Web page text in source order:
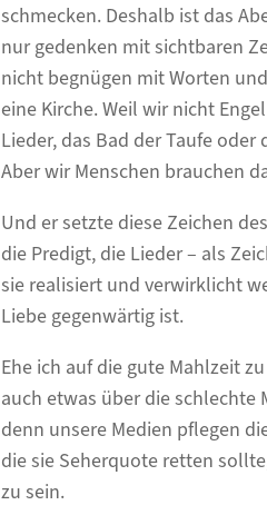
schmecken. Deshalb ist das
nur gedenken mit sichtbaren
nicht begnügen mit Worten
eine Kirche. Weil wir nicht
Lieder, das Bad der Taufe
Aber wir Menschen brauchen
Und er setzte diese Zeichen
die Predigt, die Lieder – als
sie realisiert und verwirklicht
Liebe gegenwärtig ist.
Ehe ich auf die gute Mahlzeit
auch etwas über die schlechte
denn unsere Medien pflegen
die sie Seherquote retten
zu sein.